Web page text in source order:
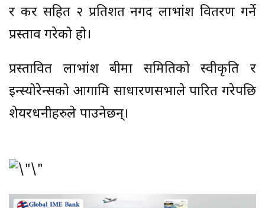
र कर सहित २ प्रतिशत नगद लाभांश वितरण गर्ने
प्रस्ताव गरेको हो।
प्रस्तावित लाभांश बीमा समितिको स्वीकृति र
इन्स्योरेन्सको आगामि साधारणसभाले पारित गरेपछि
शेयरधनीहरुले पाउनेछन्।